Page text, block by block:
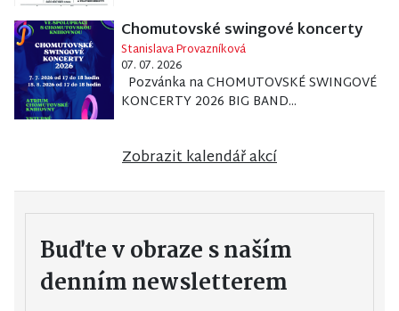
Chomutovské swingové koncerty
Stanislava Provazníková
07. 07. 2026
Pozvánka na CHOMUTOVSKÉ SWINGOVÉ
KONCERTY 2026 BIG BAND...
Zobrazit kalendář akcí
Buďte v obraze s naším
denním newsletterem